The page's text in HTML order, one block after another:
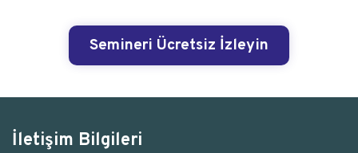
Semineri Ücretsiz İzleyin
İletişim Bilgileri